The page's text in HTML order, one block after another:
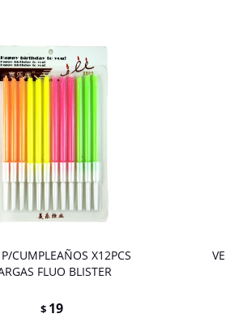
CUMPLEAÑOS X12PCS
FLUO BLISTER
$ 19